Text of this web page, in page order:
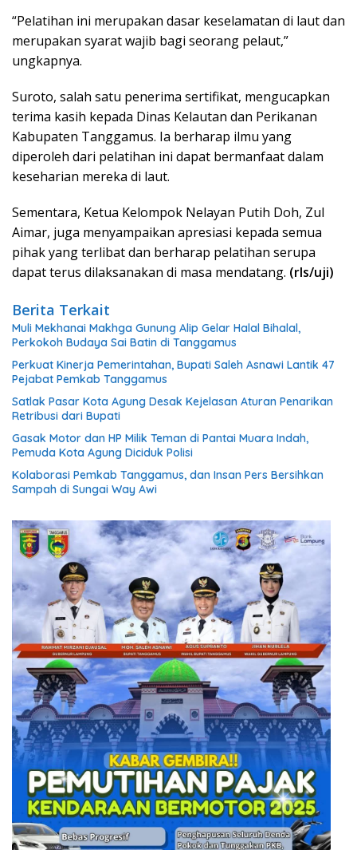
“Pelatihan ini merupakan dasar keselamatan di laut dan
merupakan syarat wajib bagi seorang pelaut,”
ungkapnya.
Suroto, salah satu penerima sertifikat, mengucapkan
terima kasih kepada Dinas Kelautan dan Perikanan
Kabupaten Tanggamus. Ia berharap ilmu yang
diperoleh dari pelatihan ini dapat bermanfaat dalam
keseharian mereka di laut.
Sementara, Ketua Kelompok Nelayan Putih Doh, Zul
Aimar, juga menyampaikan apresiasi kepada semua
pihak yang terlibat dan berharap pelatihan serupa
dapat terus dilaksanakan di masa mendatang. (rls/uji)
Berita Terkait
Muli Mekhanai Makhga Gunung Alip Gelar Halal Bihalal,
Perkokoh Budaya Sai Batin di Tanggamus
Perkuat Kinerja Pemerintahan, Bupati Saleh Asnawi Lantik 47
Pejabat Pemkab Tanggamus
Satlak Pasar Kota Agung Desak Kejelasan Aturan Penarikan
Retribusi dari Bupati
Gasak Motor dan HP Milik Teman di Pantai Muara Indah,
Pemuda Kota Agung Diciduk Polisi
Kolaborasi Pemkab Tanggamus, dan Insan Pers Bersihkan
Sampah di Sungai Way Awi